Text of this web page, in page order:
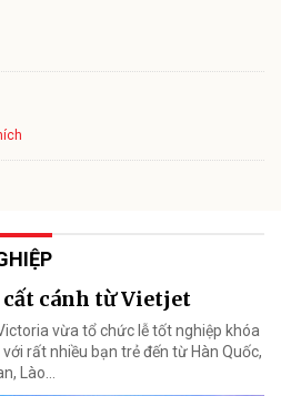
cánh từ Vietjet
vừa tổ chức lễ tốt nghiệp khóa
rất nhiều bạn trẻ đến từ Hàn Quốc,
Lào…